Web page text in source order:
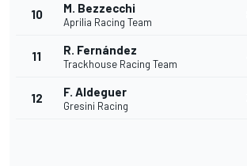
10 M. Bezzecchi
Aprilia Racing Team
11 R. Fernández
Trackhouse Racing Team
12 F. Aldeguer
Gresini Racing